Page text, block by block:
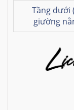
Tầng dưới
giường